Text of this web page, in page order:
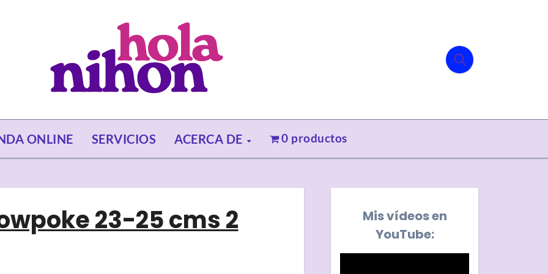
ONLINE SERVICIOS ACERCA DE 0 productos
23-25 cms 2
Mis vídeos en
YouTube: